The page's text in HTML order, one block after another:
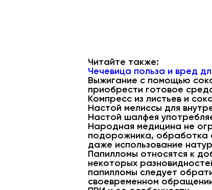
Читайте также:
Чечевица польза и вред
Выжигание с помощью
приобрести готовое
Компресс из листьев и
Настой мелиссы для
Настой шалфея
Народная медицина не
подорожника, обработка
даже использование
Папилломы относятся к
некоторых
папилломы следует
своевременном